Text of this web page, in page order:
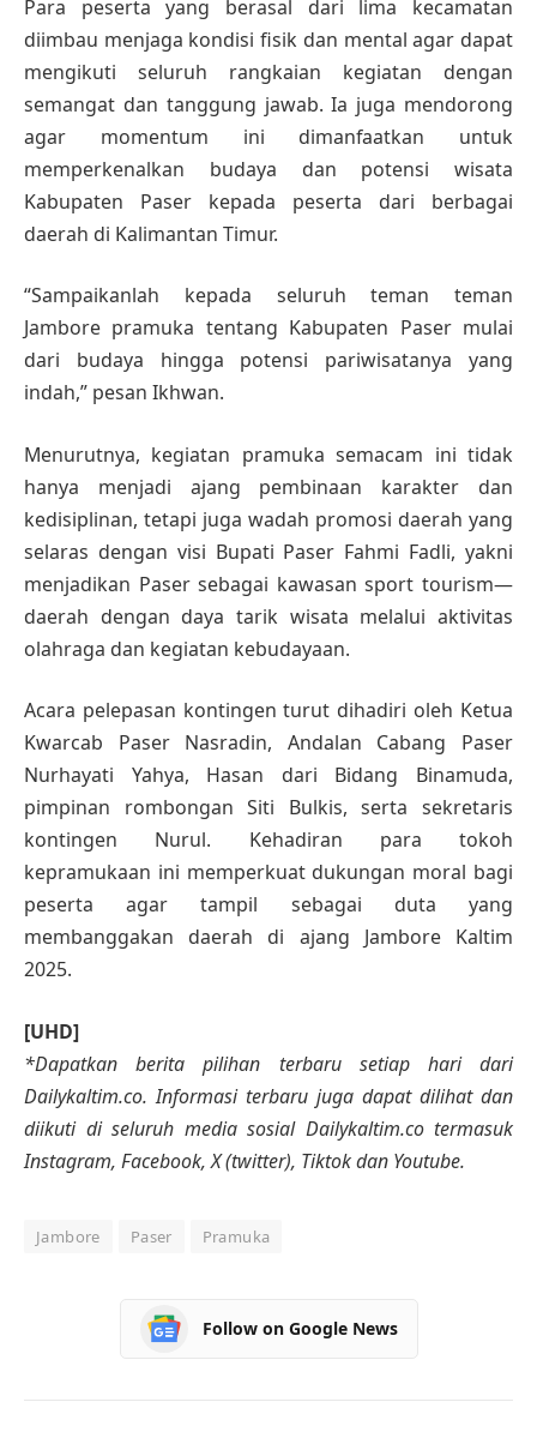
Para peserta yang berasal dari lima kecamatan
diimbau menjaga kondisi fisik dan mental agar dapat
mengikuti seluruh rangkaian kegiatan dengan
semangat dan tanggung jawab. Ia juga mendorong
agar momentum ini dimanfaatkan untuk
memperkenalkan budaya dan potensi wisata
Kabupaten Paser kepada peserta dari berbagai
daerah di Kalimantan Timur.
“Sampaikanlah kepada seluruh teman teman
Jambore pramuka tentang Kabupaten Paser mulai
dari budaya hingga potensi pariwisatanya yang
indah,” pesan Ikhwan.
Menurutnya, kegiatan pramuka semacam ini tidak
hanya menjadi ajang pembinaan karakter dan
kedisiplinan, tetapi juga wadah promosi daerah yang
selaras dengan visi Bupati Paser Fahmi Fadli, yakni
menjadikan Paser sebagai kawasan sport tourism—
daerah dengan daya tarik wisata melalui aktivitas
olahraga dan kegiatan kebudayaan.
Acara pelepasan kontingen turut dihadiri oleh Ketua
Kwarcab Paser Nasradin, Andalan Cabang Paser
Nurhayati Yahya, Hasan dari Bidang Binamuda,
pimpinan rombongan Siti Bulkis, serta sekretaris
kontingen Nurul. Kehadiran para tokoh
kepramukaan ini memperkuat dukungan moral bagi
peserta agar tampil sebagai duta yang
membanggakan daerah di ajang Jambore Kaltim
2025.
[UHD]
*Dapatkan berita pilihan terbaru setiap hari dari
Dailykaltim.co. Informasi terbaru juga dapat dilihat dan
diikuti di seluruh media sosial Dailykaltim.co termasuk
Instagram, Facebook, X (twitter), Tiktok dan Youtube.
Jambore Paser Pramuka
Follow on Google News